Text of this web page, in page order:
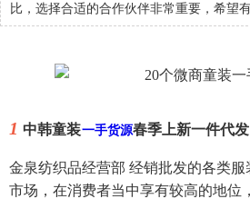
比，选择合适的合作伙伴非常重要，希望
1 中韩童装一手货源春季上新一件代发
金泉纺织品经营部 经销批发的各类
市场，在消费者当中享有较高的地位